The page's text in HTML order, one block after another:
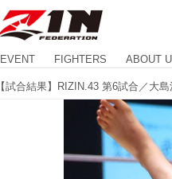
EVENT FIGHTERS ABOUT
【試合結果】RIZIN.43 第6試合／大